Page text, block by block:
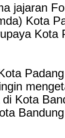
jajaran
Kota
Kota
Kota